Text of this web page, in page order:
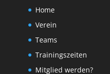
Home
Verein
Teams
Trainingszeiten
Mitglied werden?